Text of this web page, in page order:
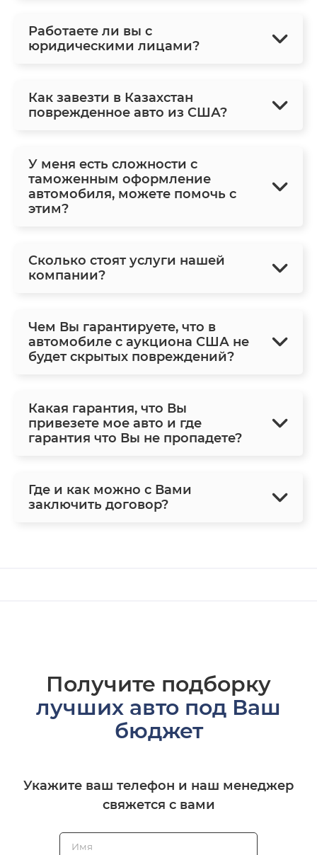
Работаете ли вы с
юридическими лицами?
Как завезти в Казахстан
поврежденное авто из США?
У меня есть сложности с
таможенным оформление
автомобиля, можете помочь с
этим?
Сколько стоят услуги нашей
компании?
Чем Вы гарантируете, что в
автомобиле с аукциона США не
будет скрытых повреждений?
Какая гарантия, что Вы
привезете мое авто и где
гарантия что Вы не пропадете?
Где и как можно с Вами
заключить договор?
Получите подборку
лучших авто под Ваш
бюджет
Укажите ваш телефон и наш менеджер
свяжется с вами